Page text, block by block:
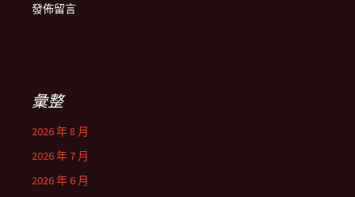
發佈留言
彙整
2026 年 8 月
2026 年 7 月
2026 年 6 月